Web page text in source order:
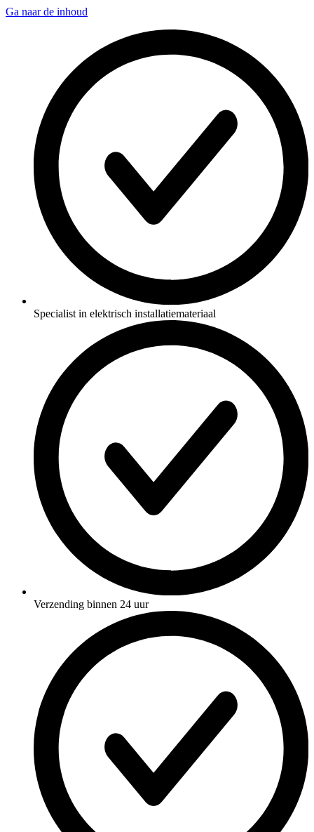
Ga naar de inhoud
Specialist in elektrisch installatiemateriaal
Verzending binnen 24 uur